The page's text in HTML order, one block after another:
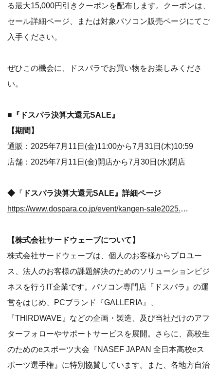
る最大15,000円引きクーポンを配布します。クーポンは、
セール詳細ページ、または対象パソコン販売ページにてご
入手ください。
ぜひこの機会に、ドスパラでお買い物をお楽しみくださ
い。
■『ドスパラ決算大還元SALE』
【期間】
通販：2025年7月11日(金)11:00から7月31日(木)10:59​
店舗：2025年7月11日(金)開店から7月30日(水)閉店​
◆ 『 ドスパラ決算大還元SALE』詳細ページ
https://www.dospara.co.jp/event/kangen-sale2025.html
【株式会社サードウェーブについて】
株式会社サードウェーブは、個人のお客様からプロユー
ス、法人のお客様の課題解決のためのソリューションビジ
ネスを行うIT企業です。パソコン専門店『ドスパラ』の運
営をはじめ、PCブランド『GALLERIA』、
『THIRDWAVE』などの企画・製造、及び当社だけのアフ
ターフォローやサポートサービスを展開。さらに、高校生
のためのeスポーツ大会『NASEF JAPAN 全日本高校eス
ポーツ選手権』に特別協賛しています。また、各地方自治